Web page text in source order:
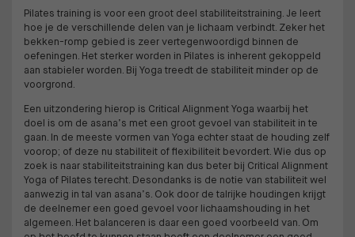
Pilates training is voor een groot deel stabiliteitstraining. Je leert
hoe je de verschillende delen van je lichaam verbindt. Zeker het
bekken-romp gebied is zeer vertegenwoordigd binnen de
oefeningen. Het sterker worden in Pilates is inherent gekoppeld
aan stabieler worden. Bij Yoga treedt de stabiliteit minder op de
voorgrond.
Een uitzondering hierop is Critical Alignment Yoga waarbij het
doel is om de asana’s met een groot gevoel van stabiliteit in te
gaan. In de meeste vormen van Yoga echter staat de houding zelf
voorop; of deze nu stabiliteit of flexibiliteit bevordert. Wie dus op
zoek is naar stabiliteitstraining kan dus beter bij Critical Alignment
Yoga of Pilates terecht. Desondanks is de notie van stabiliteit wel
aanwezig in tal van asana’s. Ook door de talrijke houdingen krijgt
de deelnemer een goed gevoel voor lichaamshouding in het
algemeen. Het balanceren is daar een goed voorbeeld van. Om